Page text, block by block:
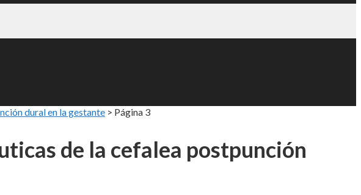
dural en la gestante > Página 3
de la cefalea postpunción